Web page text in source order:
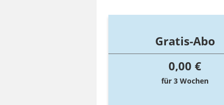
Gratis-Abo
0,00 €
für 3 Wochen